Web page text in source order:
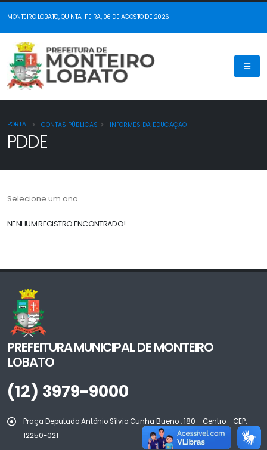
MONTEIRO LOBATO, QUINTA-FEIRA, 06 DE AGOSTO DE 2026
PORTAL CONTAS PÚBLICAS INFORMES DA EDUCAÇÃO
PDDE
Selecione um ano.
NENHUM REGISTRO ENCONTRADO!
PREFEITURA MUNICIPAL DE MONTEIRO
LOBATO
(12) 3979-9000
Praça Deputado Antônio Sílvio Cunha Bueno , 180 - Centro - CEP:
12250-021